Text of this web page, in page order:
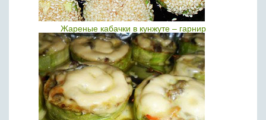
Жареные кабачки в кунжуте – гарнир